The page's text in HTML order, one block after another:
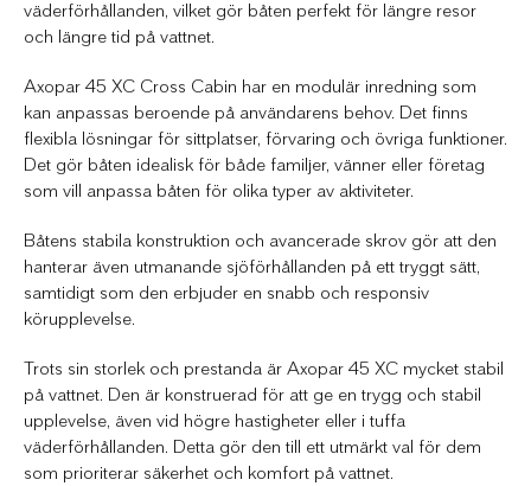
väderförhållanden, vilket gör båten perfekt för längre resor
och längre tid på vattnet.
Axopar 45 XC Cross Cabin har en modulär inredning som
kan anpassas beroende på användarens behov. Det finns
flexibla lösningar för sittplatser, förvaring och övriga funktioner.
Det gör båten idealisk för både familjer, vänner eller företag
som vill anpassa båten för olika typer av aktiviteter.
Båtens stabila konstruktion och avancerade skrov gör att den
hanterar även utmanande sjöförhållanden på ett tryggt sätt,
samtidigt som den erbjuder en snabb och responsiv
körupplevelse.
Trots sin storlek och prestanda är Axopar 45 XC mycket stabil
på vattnet. Den är konstruerad för att ge en trygg och stabil
upplevelse, även vid högre hastigheter eller i tuffa
väderförhållanden. Detta gör den till ett utmärkt val för dem
som prioriterar säkerhet och komfort på vattnet.